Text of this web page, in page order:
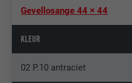
Gevellosange 44 × 44
KLEUR
02 P.10 antraciet